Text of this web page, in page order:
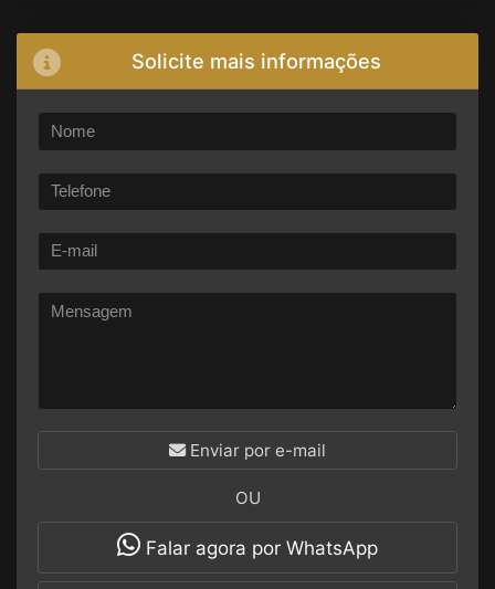
Solicite mais informações
Enviar por e-mail
OU
Falar agora por WhatsApp